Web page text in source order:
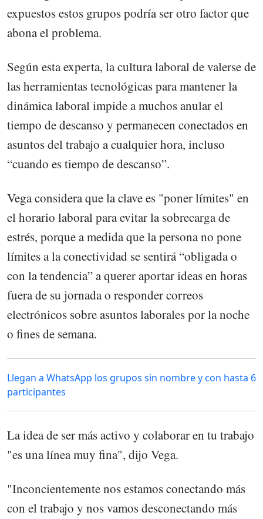
expuestos estos grupos podría ser otro factor que
abona el problema.
Según esta experta, la cultura laboral de valerse de
las herramientas tecnológicas para mantener la
dinámica laboral impide a muchos anular el
tiempo de descanso y permanecen conectados en
asuntos del trabajo a cualquier hora, incluso
“cuando es tiempo de descanso”.
Vega considera que la clave es "poner límites" en
el horario laboral para evitar la sobrecarga de
estrés, porque a medida que la persona no pone
límites a la conectividad se sentirá “obligada o
con la tendencia” a querer aportar ideas en horas
fuera de su jornada o responder correos
electrónicos sobre asuntos laborales por la noche
o fines de semana.
Llegan a WhatsApp los grupos sin nombre y con hasta 6
participantes
La idea de ser más activo y colaborar en tu trabajo
"es una línea muy fina", dijo Vega.
"Inconcientemente nos estamos conectando más
con el trabajo y nos vamos desconectando más